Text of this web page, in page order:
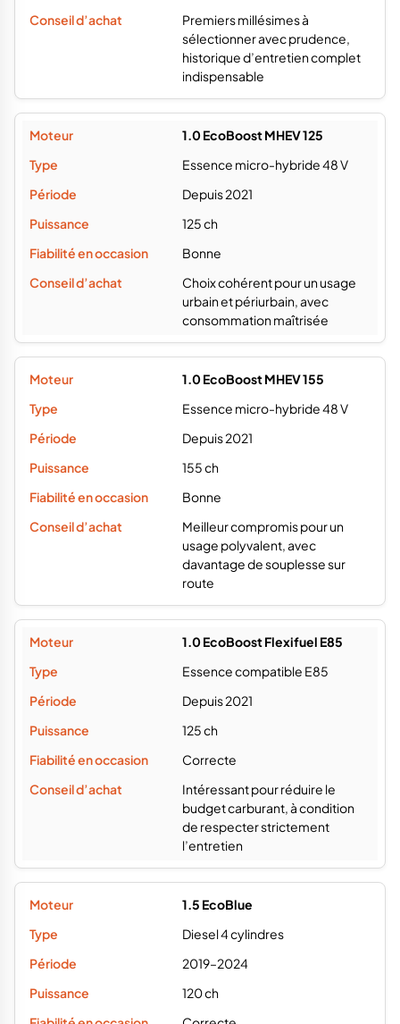
Premiers millésimes à
sélectionner avec prudence,
historique d’entretien complet
indispensable
1.0 EcoBoost MHEV 125
Essence micro-hybride 48 V
Depuis 2021
125 ch
Bonne
Choix cohérent pour un usage
urbain et périurbain, avec
consommation maîtrisée
1.0 EcoBoost MHEV 155
Essence micro-hybride 48 V
Depuis 2021
155 ch
Bonne
Meilleur compromis pour un
usage polyvalent, avec
davantage de souplesse sur
route
1.0 EcoBoost Flexifuel E85
Essence compatible E85
Depuis 2021
125 ch
Correcte
Intéressant pour réduire le
budget carburant, à condition
de respecter strictement
l’entretien
1.5 EcoBlue
Diesel 4 cylindres
2019–2024
120 ch